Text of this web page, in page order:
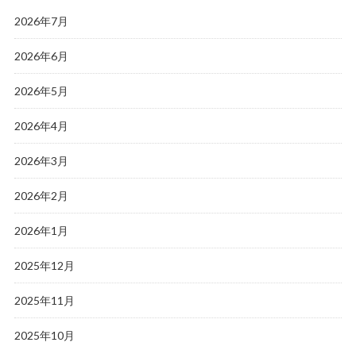
2026年7月
2026年6月
2026年5月
2026年4月
2026年3月
2026年2月
2026年1月
2025年12月
2025年11月
2025年10月